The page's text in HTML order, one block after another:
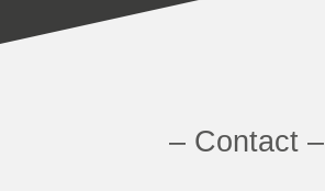
– Contact –